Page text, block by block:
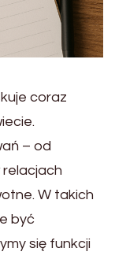
coraz
– od
relacjach
W takich
być
się funkcji